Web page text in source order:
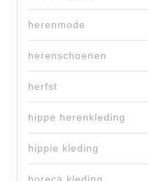
herenmode
herenschoenen
herfst
hippe herenkleding
hippie kleding